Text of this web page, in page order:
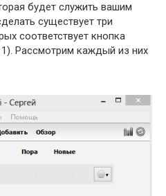
будет служить вашим
существует три
соответствует кнопка
Рассмотрим каждый из них